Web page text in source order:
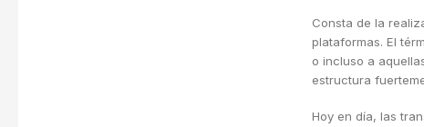
Consta de la
plataformas. El
o incluso a
estructura
Hoy en día, las